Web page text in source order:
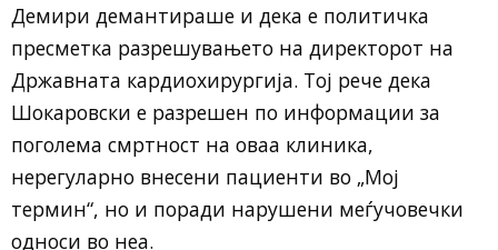
Демири демантираше и дека е политичка
пресметка разрешувањето на директорот на
Државната кардиохирургија. Тој рече дека
Шокаровски е разрешен по информации за
поголема смртност на оваа клиника,
нерегуларно внесени пациенти во „Мој
термин“, но и поради нарушени меѓучовечки
односи во неа.